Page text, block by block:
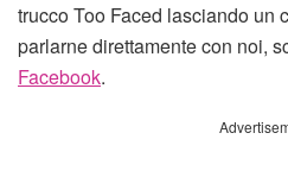
trucco Too Faced lasciando un
parlarne direttamente con noi,
Facebook.